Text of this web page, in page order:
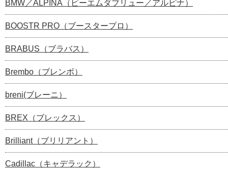
BMW／ALPINA（ビーエムダブリュー／アルピナ）
BOOSTR PRO（ブースタープロ）
BRABUS（ブラバス）
Brembo（ブレンボ）
breni(ブレーニ）
BREX（ブレックス）
Brilliant（ブリリアント）
Cadillac（キャデラック）